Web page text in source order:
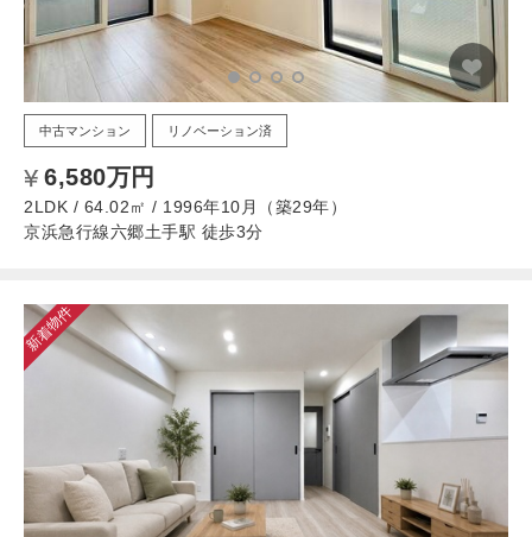
中古マンション リノベーション済
6,580万円
2LDK / 64.02㎡ / 1996年10月（築29年）
京浜急行線六郷土手駅 徒歩3分
新着物件